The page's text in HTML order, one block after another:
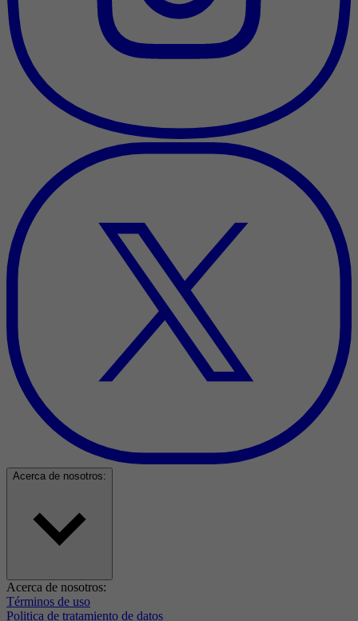
Acerca de nosotros:
Acerca de nosotros:
Términos de uso
Politica de tratamiento de datos